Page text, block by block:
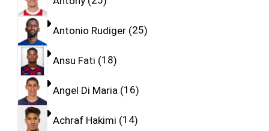
Antonio Rudiger 25
Ansu Fati 18
Angel Di Maria 16
Achraf Hakimi 14